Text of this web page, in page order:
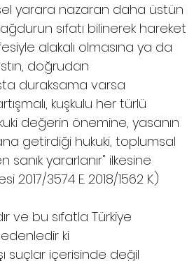
yarara nazaran daha üstün
sıfatı bilinerek hareket
alakalı olmasına ya da
doğrudan
duraksama varsa
kuşkulu her türlü
değerin önemine, yasanın
getirdiği hukuki, toplumsal
yararlanır" ilkesine
2017/3574 E. 2018/1562 K.)
ve bu sıfatla Türkiye
ki
suçlar içerisinde değil